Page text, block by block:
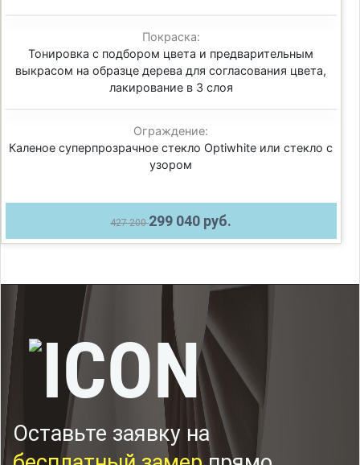
Покраска:
Тонировка с подбором цвета и предварительным
выкрасом на образце дерева для согласования цвета,
лакирование в 3 слоя
Ограждение:
Каленое суперпрозрачное стекло Optiwhite или стекло с
узором
427 200299 040 руб.
Оставьте заявку на